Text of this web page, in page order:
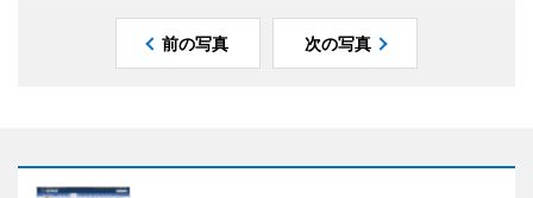
前の写真 次の写真